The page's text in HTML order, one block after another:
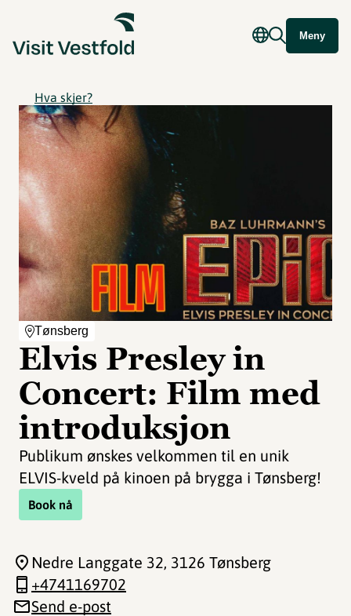
Meny
Hva skjer?
Tønsberg
Elvis Presley in
Concert: Film med
introduksjon
Publikum ønskes velkommen til en unik
ELVIS-kveld på kinoen på brygga i Tønsberg!
Book nå
Nedre Langgate 32, 3126 Tønsberg
+4741169702
Send e-post